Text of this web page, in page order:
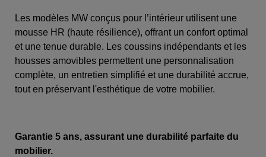
Les modèles MW conçus pour l’intérieur utilisent une
mousse HR (haute résilience), offrant un confort optimal
et une tenue durable. Les coussins indépendants et les
housses amovibles permettent une personnalisation
complète, un entretien simplifié et une durabilité accrue,
tout en préservant l'esthétique de votre mobilier.
Garantie 5 ans, assurant une durabilité parfaite du
mobilier.